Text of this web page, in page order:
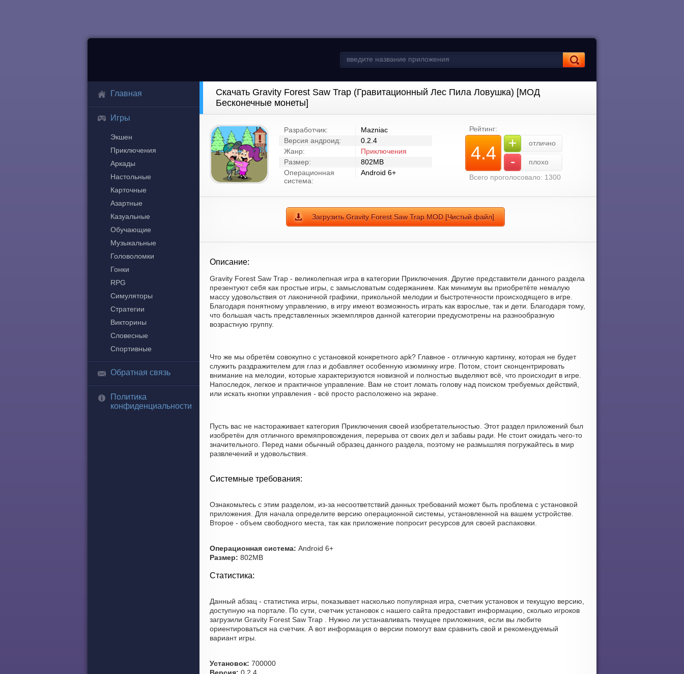
Главная
Игры
Экшен
Приключения
Аркады
Настольные
Карточные
Азартные
Казуальные
Обучающие
Музыкальные
Головоломки
Гонки
RPG
Симуляторы
Стратегии
Викторины
Словесные
Спортивные
Обратная связь
Политика
конфиденциальности
Скачать Gravity Forest Saw Trap (Гравитационный Лес Пила Ловушка) [МОД
Бесконечные монеты]
Разработчик:
Mazniac
Версия андроид:
0.2.4
Жанр:
Приключения
Размер:
802MB
Операционная
система:
Android 6+
Рейтинг:
4.4 + отлично
-
плохо
Всего проголосовало: 1300
Загрузить Gravity Forest Saw Trap MOD [Чистый файл]
Описание:
Gravity Forest Saw Trap - великолепная игра в категории Приключения. Другие представители данного раздела
презентуют себя как простые игры, с замысловатым содержанием. Как минимум вы приобретёте немалую
массу удовольствия от лаконичной графики, прикольной мелодии и быстротечности происходящего в игре.
Благодаря понятному управлению, в игру имеют возможность играть как взрослые, так и дети. Благодаря тому,
что большая часть представленных экземпляров данной категории предусмотрены на разнообразную
возрастную группу.
Что же мы обретём совокупно с установкой конкретного apk? Главное - отличную картинку, которая не будет
служить раздражителем для глаз и добавляет особенную изюминку игре. Потом, стоит сконцентрировать
внимание на мелодии, которые характеризуются новизной и полностью выделяют всё, что происходит в игре.
Напоследок, легкое и практичное управление. Вам не стоит ломать голову над поиском требуемых действий,
или искать кнопки управления - всё просто расположено на экране.
Пусть вас не настораживает категория Приключения своей изобретательностью. Этот раздел приложений был
изобретён для отличного времяпровождения, перерыва от своих дел и забавы ради. Не стоит ожидать чего-то
значительного. Перед нами обычный образец данного раздела, поэтому не размышляя погружайтесь в мир
развлечений и удовольствия.
Системные требования:
Ознакомьтесь с этим разделом, из-за несоответствий данных требований может быть проблема с установкой
приложения. Для начала определите версию операционной системы, установленной на вашем устройстве.
Второе - объем свободного места, так как приложение попросит ресурсов для своей распаковки.
Операционная система: Android 6+
Размер: 802MB
Статистика:
Данный абзац - статистика игры, показывает насколько популярная игра, счетчик установок и текущую версию,
доступную на портале. По сути, счетчик установок с нашего сайта предоставит информацию, сколько игроков
загрузили Gravity Forest Saw Trap . Нужно ли устанавливать текущее приложения, если вы любите
ориентироваться на счетчик. А вот информация о версии помогут вам сравнить свой и рекомендуемый
вариант игры.
Установок: 700000